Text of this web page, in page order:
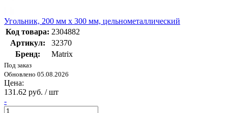
Угольник, 200 мм х 300 мм, цельнометаллический
Код товара: 2304882
Артикул:
32370
Бренд:
Matrix
Под заказ
Обновлено 05.08.2026
Цена:
131.62 руб. / шт
-